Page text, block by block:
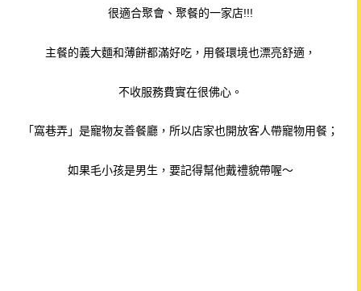
很適合聚會、聚餐的一家店!!!
主餐的義大麵和薄餅都滿好吃，用餐環境也漂亮舒適，
不收服務費實在很佛心。
「窩巷弄」是寵物友善餐廳，所以店家也開放客人帶寵物用餐；
如果毛小孩是男生，要記得幫他戴禮貌帶喔～